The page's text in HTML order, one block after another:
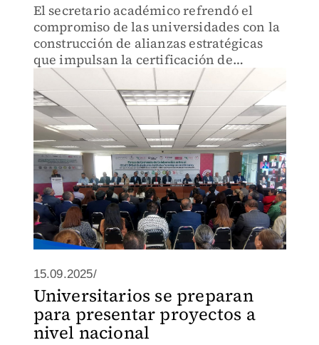
El secretario académico refrendó el
compromiso de las universidades con la
construcción de alianzas estratégicas
que impulsan la certificación de
competencias y la formación del
estudiantado.
15.09.2025/
Universitarios se preparan
para presentar proyectos a
nivel nacional